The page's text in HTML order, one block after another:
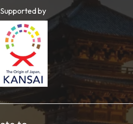
Supported by